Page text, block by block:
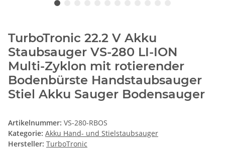
TurboTronic 22.2 V Akku
Staubsauger VS-280 LI-ION
Multi-Zyklon mit rotierender
Bodenbürste Handstaubsauger
Stiel Akku Sauger Bodensauger
Artikelnummer: VS-280-RBOS
Kategorie: Akku Hand- und Stielstaubsauger
Hersteller: TurboTronic